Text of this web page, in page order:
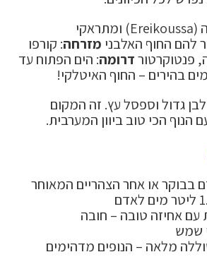
: איי אריקוסה (Ereikoussa) ומתראקי
מזרחה: קורפו
פנטוקרטורדרומה: הים הפתוח עד
בהירים – החוף האיטלקי!
גדול וספסל עץ. זה המקום
הנוף הכי טוב ביוון המערבית.
בבוקר או אחר הצהריים המאוחר
עם אחיזה טובה – חובה
שמש
מלאה – הנופים מדהימים